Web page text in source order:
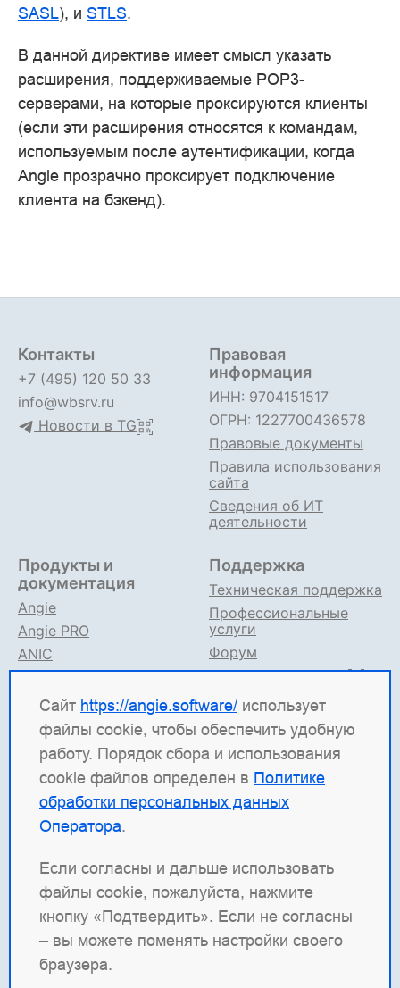
SASL), и STLS.
В данной директиве имеет смысл указать
расширения, поддерживаемые POP3-
серверами, на которые проксируются клиенты
(если эти расширения относятся к командам,
используемым после аутентификации, когда
Angie прозрачно проксирует подключение
клиента на бэкенд).
Сайт https://angie.software/ использует
файлы cookie, чтобы обеспечить удобную
работу. Порядок сбора и использования
cookie файлов определен в Политике
обработки персональных данных
Оператора.
Если согласны и дальше использовать
файлы cookie, пожалуйста, нажмите
кнопку «Подтвердить». Если не согласны
– вы можете поменять настройки своего
браузера.
Контакты
+7 (495) 120 50 33
info@wbsrv.ru
Новости в TG
Правовая
информация
ИНН: 9704151517
ОГРН: 1227700436578
Правовые документы
Правила использования
сайта
Сведения об ИТ
деятельности
Продукты и
документация
Angie
Angie PRO
ANIC
Angie ADC
Документация
Поддержка
Техническая поддержка
Профессиональные
услуги
Форум
Поддержка в TG
Angie Software(ООО "Веб-Сервер") — российская
ИТ-компания, которая развивает решения для
высоконагруженных систем. Среди наших
продуктов: система балансировки
(контроллер доставки приложений), веб-сервер
Angie PROиAngie Ingress Controller(ANIC) —
решение для управления трафиком
контейнеризированных приложений в Kubernetes.
Наша отдельная гордость — веб-сервер с
открытым кодом
nginx и призван превзойти функциональность